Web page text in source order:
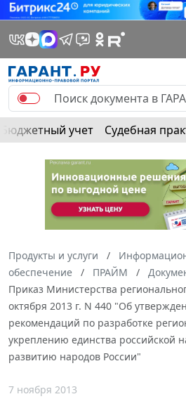
Бюджетный учет Судебная
Продукты и услуги
обеспечение
ПРАЙМ
Приказ Министерства
октября 2013 г. N 440 "Об
рекомендаций по разработке
укреплению единства российской
развитию народов России"
7 ноября 2013